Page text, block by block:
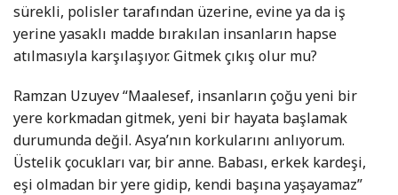
sürekli, polisler tarafından üzerine, evine ya da iş
yerine yasaklı madde bırakılan insanların hapse
atılmasıyla karşılaşıyor. Gitmek çıkış olur mu?
Ramzan Uzuyev “Maalesef, insanların çoğu yeni bir
yere korkmadan gitmek, yeni bir hayata başlamak
durumunda değil. Asya’nın korkularını anlıyorum.
Üstelik çocukları var, bir anne. Babası, erkek kardeşi,
eşi olmadan bir yere gidip, kendi başına yaşayamaz”